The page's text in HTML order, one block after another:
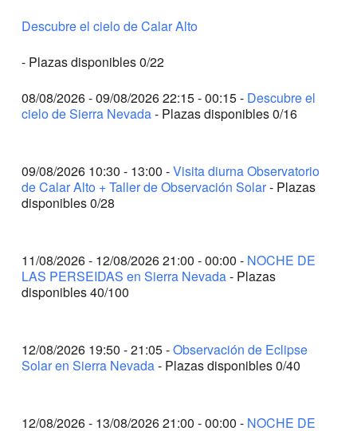
8 DE AGOSTO DE 2026
14:00 - 17:30
Visita diurna al Observatorio de Sierra Nevada
21:00 - 23:45
Descubre el cielo de Calar Alto (COMPLETO)
(TERMINADO)
(TERMINADO)
9 DE AGOSTO DE 2026
DOMINGO
11 DE AGOSTO DE 2026
MARTES
21:00 - 00:00
NOCHE DE LAS PERSEIDAS en Sierra Nevada (40
19:50 - 21:05
Observación de Eclipse Solar en Sierra Nevada
Plazas Libres)
Descubre el cielo de Calar Alto
- Plazas disponibles 0/22
08/08/2026 - 09/08/2026 22:15 - 00:15 - Descubre el
cielo de Sierra Nevada- Plazas disponibles 0/16
09/08/2026 10:30 - 13:00 -Visita diurna Observatorio
de Calar Alto + Taller de Observación Solar- Plazas
disponibles 0/28
11/08/2026 - 12/08/2026 21:00 - 00:00 - NOCHE DE
LAS PERSEIDAS en Sierra Nevada- Plazas
disponibles 40/100
12/08/2026 19:50 - 21:05 -Observación de Eclipse
Solar en Sierra Nevada- Plazas disponibles 0/40
12/08/2026 - 13/08/2026 21:00 - 00:00 - NOCHE DE